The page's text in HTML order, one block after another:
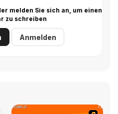
melden Sie sich an, um einen
zu schreiben
Anmelden